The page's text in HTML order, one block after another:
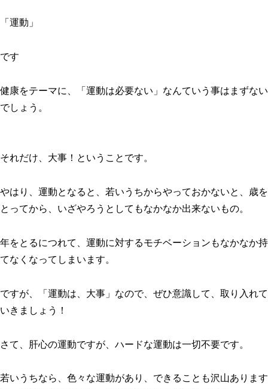
「運動」
です
健康をテーマに、「運動は必要ない」なんていう事はまずない
でしょう。
それだけ、大事！ということです。
やはり、運動となると、若いうちからやっておかないと、歳を
とってから、いざやろうとしてもなかなか出来ないもの。
年をとるにつれて、運動に対するモチベーションもなかなか持
てなくなってしまいます。
ですが、「運動は、大事」なので、ぜひ意識して、取り入れて
いきましょう！
さて、肝心の運動ですが、ハードな運動は一切不要です。
若いうちなら、色々な運動があり、できることも沢山あります